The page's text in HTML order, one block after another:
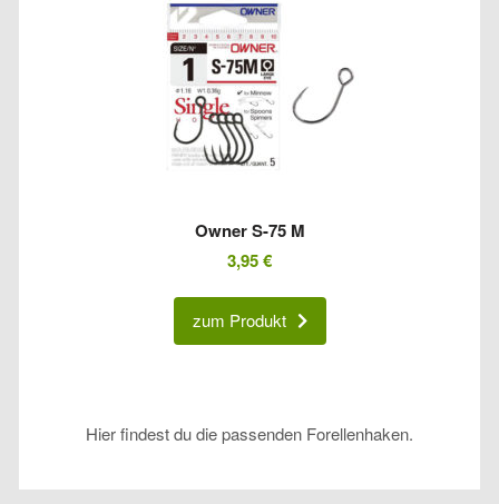
Owner S-75 M
3,95€
zum Produkt
Hier findest du die passenden Forellenhaken.